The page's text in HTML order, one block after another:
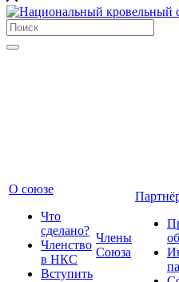
О союзе
Что
сделано?
Членство
в НКС
Вступить
Члены
Союза